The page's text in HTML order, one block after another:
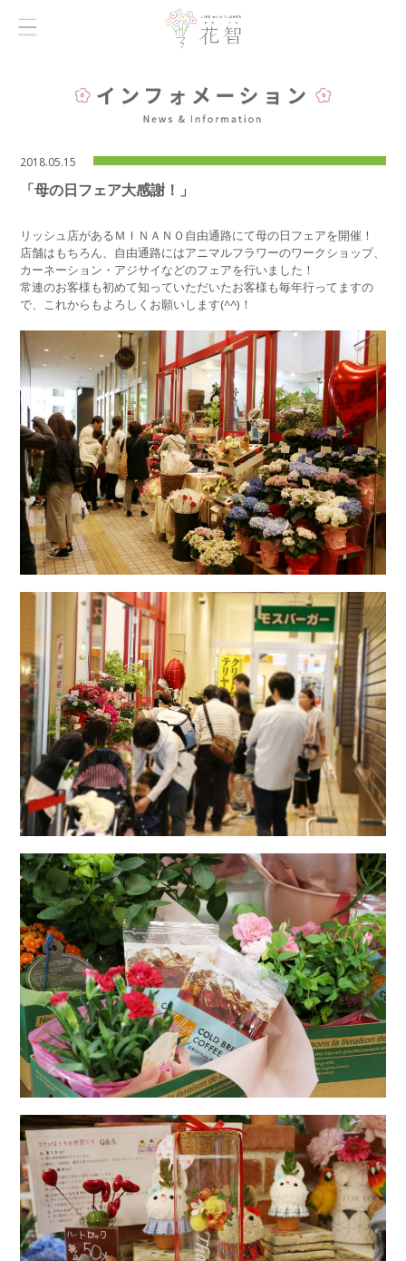
2018.05.15
「母の日フェア大感謝！」
リッシュ店があるＭＩＮＡＮＯ自由通路にて母の日フェアを開催！
店舗はもちろん、自由通路にはアニマルフラワーのワークショップ、
カーネーション・アジサイなどのフェアを行いました！
常連のお客様も初めて知っていただいたお客様も毎年行ってますの
で、これからもよろしくお願いします(^^)！